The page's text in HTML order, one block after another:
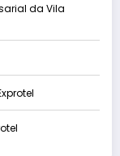
da Vila